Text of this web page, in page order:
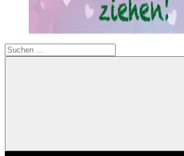
Suchen
nach:
Suchen